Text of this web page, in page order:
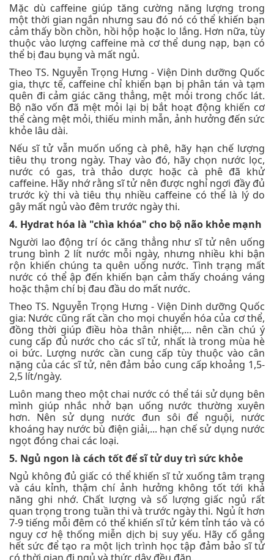
Mặc dù caffeine giúp tăng cường năng lượng trong
một thời gian ngắn nhưng sau đó nó có thể khiến bạn
cảm thấy bồn chồn, hồi hộp hoặc lo lắng. Hơn nữa, tùy
thuộc vào lượng caffeine mà cơ thể dung nạp, bạn có
thể bị đau bụng và mất ngủ.
Theo TS. Nguyễn Trọng Hưng - Viện Dinh dưỡng Quốc
gia, thực tế, caffeine chỉ khiến bạn bị phân tán và tạm
quên đi cảm giác căng thẳng, mệt mỏi trong chốc lát.
Bộ não vốn đã mệt mỏi lại bị bắt hoạt động khiến cơ
thể càng mệt mỏi, thiếu minh mẫn, ảnh hưởng đến sức
khỏe lâu dài.
Nếu sĩ tử vẫn muốn uống cà phê, hãy hạn chế lượng
tiêu thụ trong ngày. Thay vào đó, hãy chọn nước lọc,
nước có gas, trà thảo dược hoặc cà phê đã khử
caffeine. Hãy nhớ rằng sĩ tử nên được nghỉ ngơi đầy đủ
trước kỳ thi và tiêu thụ nhiều caffeine có thể là lý do
gây mất ngủ vào đêm trước ngày thi.
4. Hydrat hóa là "chìa khóa" cho bộ não khỏe mạnh
Người lao động trí óc căng thẳng như sĩ tử nên uống
trung bình 2 lít nước mỗi ngày, nhưng nhiều khi bận
rộn khiến chúng ta quên uống nước. Tình trạng mất
nước có thể ập đến khiến bạn cảm thấy choáng váng
hoặc thậm chí bị đau đầu do mất nước.
Theo TS. Nguyễn Trọng Hưng - Viện Dinh dưỡng Quốc
gia: Nước cũng rất cần cho mọi chuyển hóa của cơ thể,
đồng thời giúp điều hòa thân nhiệt,... nên cần chú ý
cung cấp đủ nước cho các sĩ tử, nhất là trong mùa hè
oi bức. Lượng nước cần cung cấp tùy thuộc vào cân
nặng của các sĩ tử, nên đảm bảo cung cấp khoảng 1,5-
2,5 lít/ngày.
Luôn mang theo một chai nước có thể tái sử dụng bên
mình giúp nhắc nhở bạn uống nước thường xuyên
hơn. Nên sử dụng nước đun sôi để nguội, nước
khoáng hay nước bù điện giải,... hạn chế sử dụng nước
ngọt đóng chai các loại.
5. Ngủ ngon là cách tốt để sĩ tử duy trì sức khỏe
Ngủ không đủ giấc có thể khiến sĩ tử xuống tâm trạng
và cáu kỉnh, thậm chí ảnh hưởng không tốt tới khả
năng ghi nhớ. Chất lượng và số lượng giấc ngủ rất
quan trọng trong tuần thi và trước ngày thi. Ngủ ít hơn
7-9 tiếng mỗi đêm có thể khiến sĩ tử kém tỉnh táo và có
nguy cơ hệ thống miễn dịch bị suy yếu. Hãy cố gắng
hết sức để tạo ra một lịch trình học tập đảm bảo sĩ tử